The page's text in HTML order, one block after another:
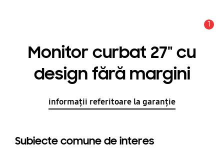
1
Monitor curbat 27" cu
design fără margini
informații referitoare la garanție
Subiecte comune de interes